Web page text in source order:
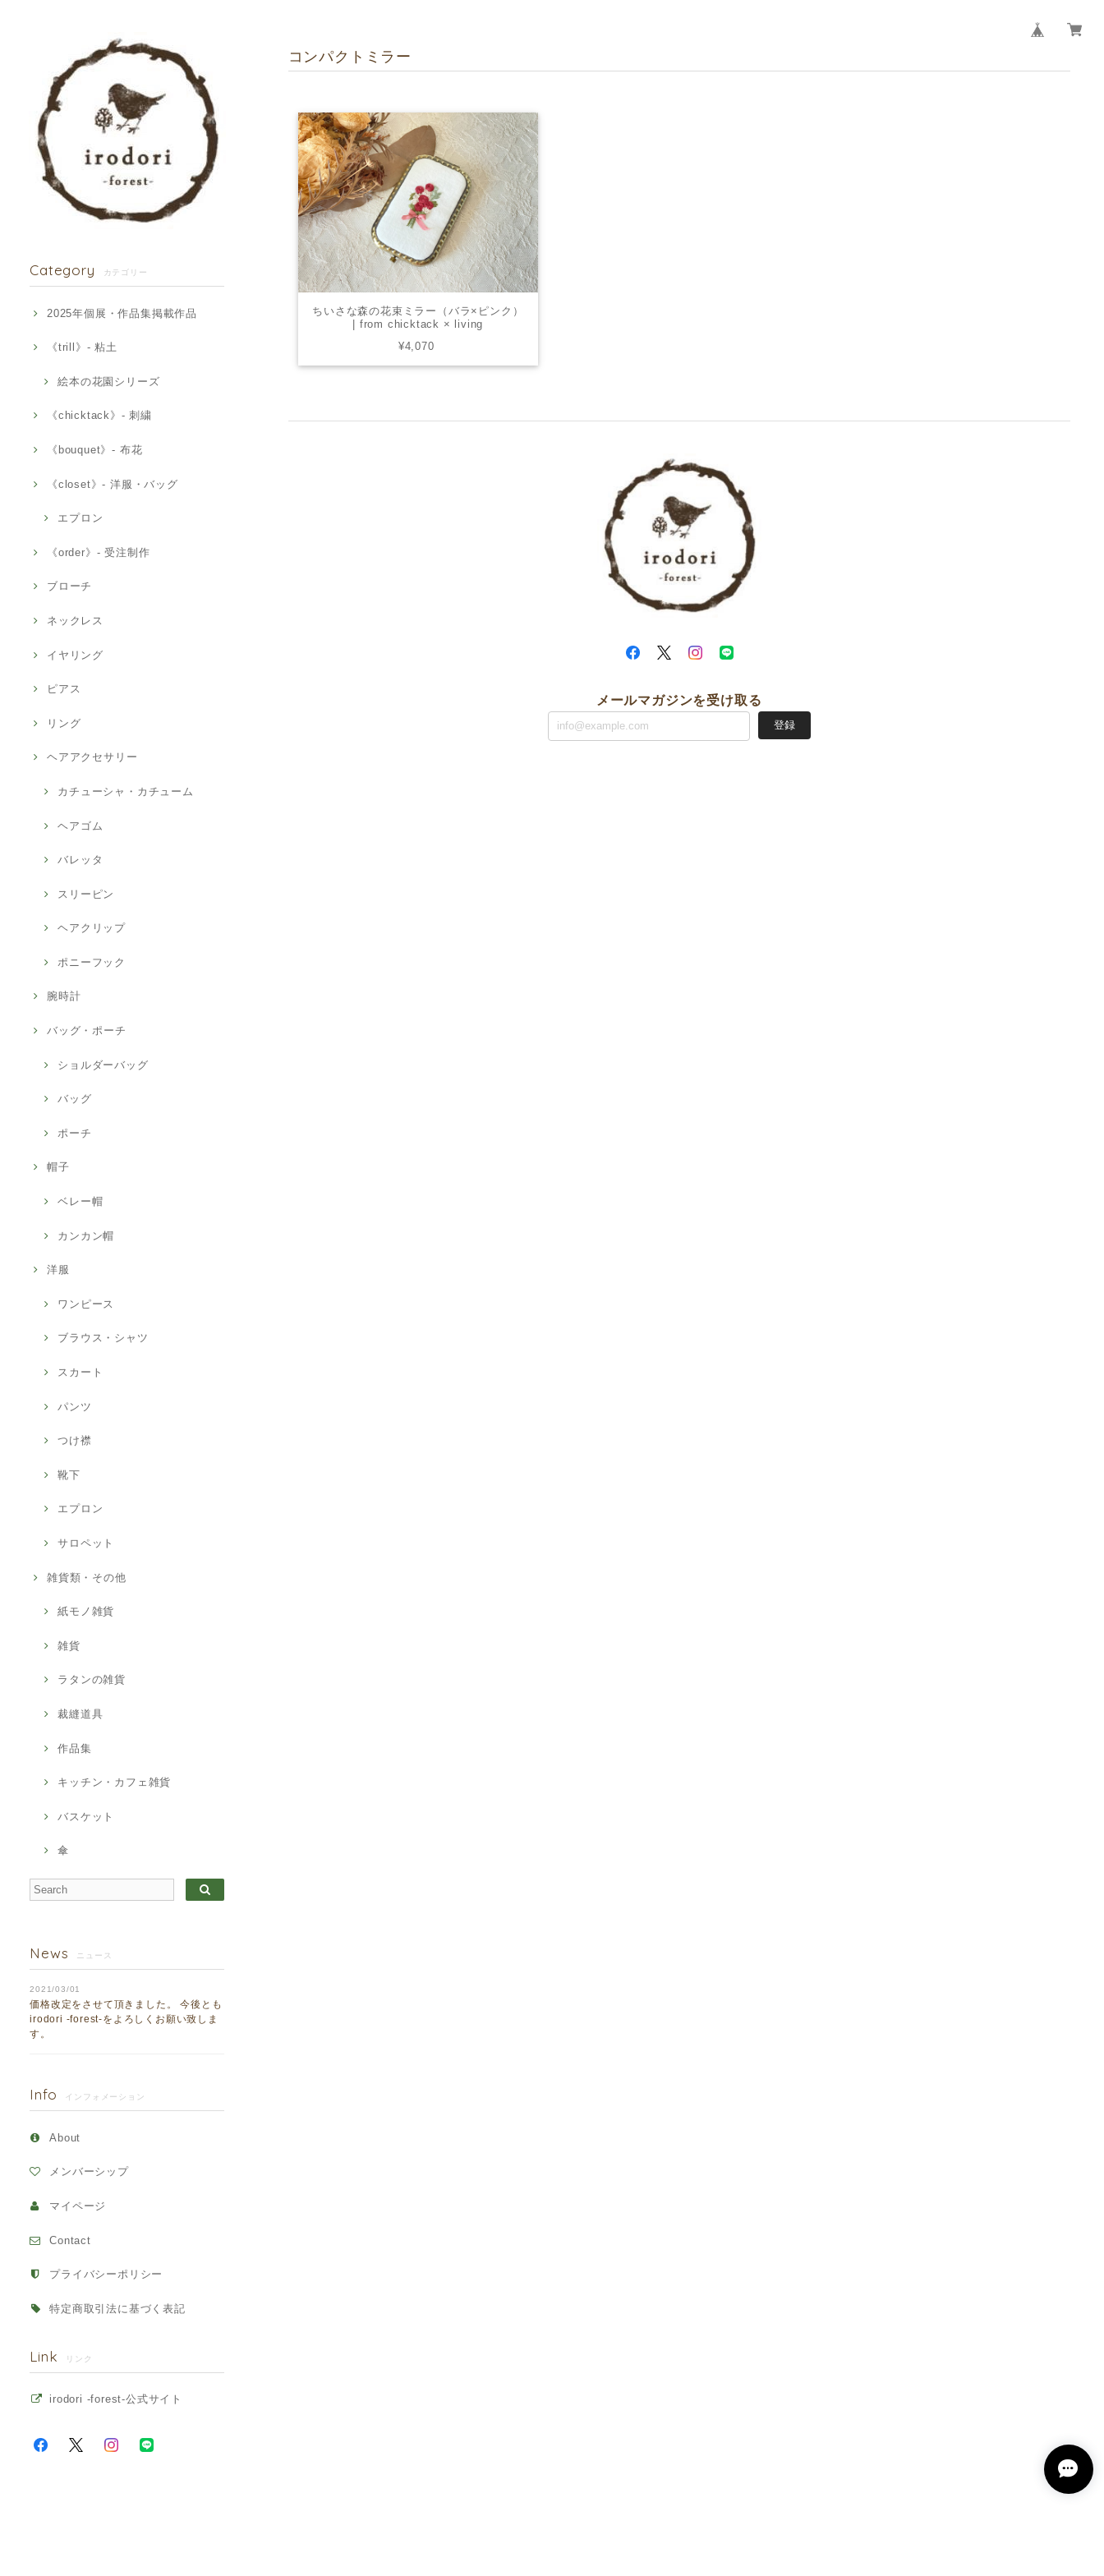
Category カテゴリー
2025年個展・作品集掲載作品
《trill》- 粘土
絵本の花園シリーズ
《chicktack》- 刺繍
《bouquet》- 布花
《closet》- 洋服・バッグ
エプロン
《order》- 受注制作
ブローチ
ネックレス
イヤリング
ピアス
リング
ヘアアクセサリー
カチューシャ・カチューム
ヘアゴム
バレッタ
スリーピン
ヘアクリップ
ポニーフック
腕時計
バッグ・ポーチ
ショルダーバッグ
バッグ
ポーチ
帽子
ベレー帽
カンカン帽
洋服
ワンピース
ブラウス・シャツ
スカート
パンツ
つけ襟
靴下
エプロン
サロペット
雑貨類・その他
紙モノ雑貨
雑貨
ラタンの雑貨
裁縫道具
作品集
キッチン・カフェ雑貨
バスケット
傘
News ニュース
2021/03/01
価格改定をさせて頂きました。 今後とも
irodori -forest-をよろしくお願い致しま
す。
Info インフォメーション
About
メンバーシップ
マイページ
Contact
プライバシーポリシー
特定商取引法に基づく表記
Link リンク
irodori -forest-公式サイト
コンパクトミラー
ちいさな森の花束ミラー（バラ×ピンク）
| from chicktack × living
¥4,070
メールマガジンを受け取る
登録